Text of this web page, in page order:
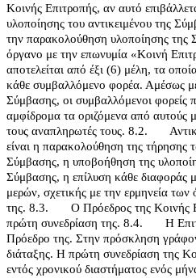
Κοινής Επιτροπής, αν αυτό
υλοποίησης του αντικειμένου της
την παρακολούθηση υλοποίησης της
όργανο με την επωνυμία «Κοινή
αποτελείται από έξι (6) μέλη, τα
κάθε συμβαλλόμενο φορέα. Αμέσως
Σύμβασης, οι συμβαλλόμενοι φορείς
αμφίδρομα τα οριζόμενα από αυτούς
τους αναπληρωτές τους. 8.2.
είναι η παρακολούθηση της τήρησης
Σύμβασης, η υποβοήθηση της
Σύμβασης, η επίλυση κάθε διαφοράς
μερών, σχετικής με την ερμηνεία
της. 8.3.
Ο Πρόεδρος της Κοινής
πρώτη συνεδρίαση της. 8.4.
Η
Πρόεδρο της. Στην πρόσκληση
διάταξης. Η πρώτη συνεδρίαση της
εντός χρονικού διαστήματος ενός